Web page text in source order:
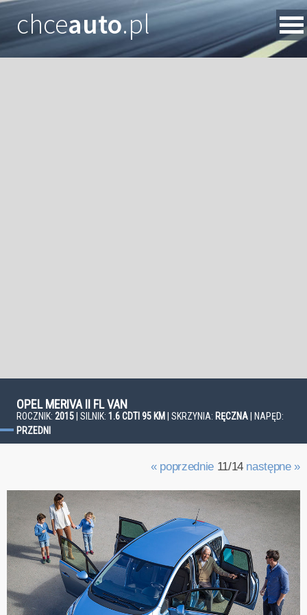
chceauto.pl
OPEL MERIVA II FL VAN
ROCZNIK: 2015 | SILNIK: 1.6 CDTI 95 KM | SKRZYNIA: RĘCZNA | NAPĘD:
PRZEDNI
« poprzednie11/14 następne »